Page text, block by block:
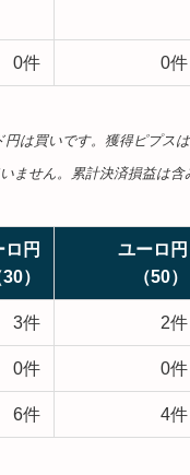
0件 0件
円は買いです。獲得ピプス
ません。累計決済損益は含
ロ円
30）
ユーロ円
（50）
3件 2件
0件 0件
6件 4件